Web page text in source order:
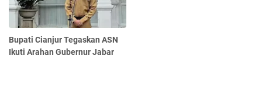
Bupati Cianjur Tegaskan ASN
Ikuti Arahan Gubernur Jabar